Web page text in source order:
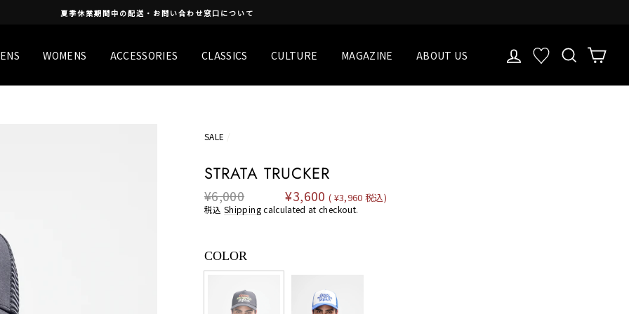
夏季休業期間中の配送・お問い合わせ窓口について
WOMENS ACCESSORIES CLASSICS CULTURE MAGAZINE ABOUT US LOG IN お気に入り一覧
検索
SALE /
STRATA TRUCKER
Regular
price
¥6,000
Sale
price
¥3,600 ( ¥3,960 税込)
税込Shippingcalculated at checkout.
COLOR